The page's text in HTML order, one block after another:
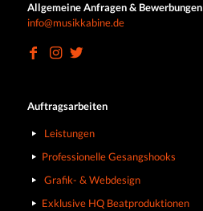
Allgemeine Anfragen & Bewerbungen
info@musikkabine.de
Auftragsarbeiten
Leistungen
Professionelle Gesangshooks
Grafik- & Webdesign
Exklusive HQ Beatproduktionen